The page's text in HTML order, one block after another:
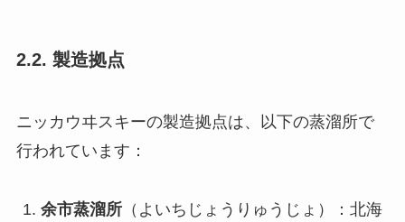
2.2. 製造拠点
ニッカウヰスキーの製造拠点は、以下の蒸溜所で
行われています：
余市蒸溜所（よいちじょうりゅうじょ）：北海